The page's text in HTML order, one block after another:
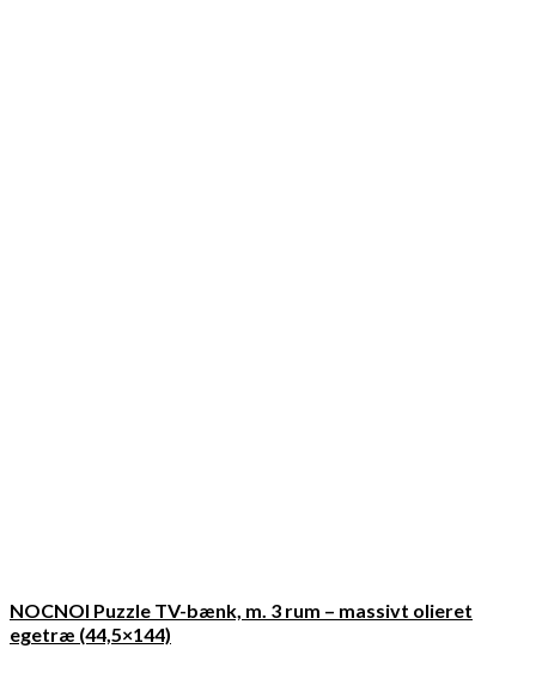
NOCNOI Puzzle TV-bænk, m. 3 rum – massivt olieret
egetræ (44,5×144)